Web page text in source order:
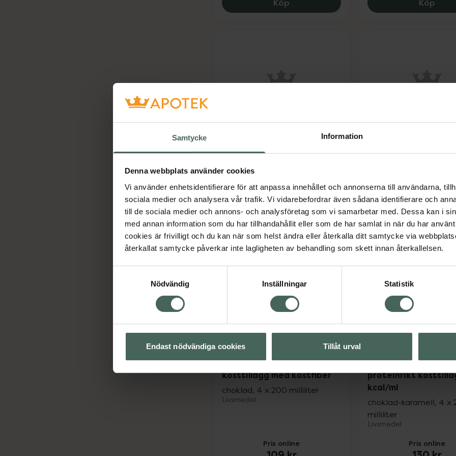
Samtycke Information
Denna webbplats använder cookies
Vi använder enhetsidentifierare för att anpassa innehållet och annonserna till användarna,
sociala medier och analysera vår trafik. Vi vidarebefordrar även sådana identifierare och
till de sociala medier och annons- och analysföretag som vi samarbetar med. Dessa kan i
med annan information som du har tillhandahållit eller som de har samlat in när du har
cookies är frivilligt och du kan när som helst ändra eller återkalla ditt samtycke via
återkallat samtycke påverkar inte lagligheten av behandling som skett innan återkallelsen.
Nödvändig
Inställningar Statistik
Endast nödvändiga cookies Tillåt urval
Köp Köp
5 av 5 i omdöme
Livsmedel
Pris online
92 kr
Köp Nutridrink energirikt, komplett
Nutridrink
Pris online
132 kr
Köp
Nutridrink Multi Fibre
energirikt, komplett
kosttillägg med kostfiber
choklad, 4 x 200 milliliter
Livsmedel
Pris online
extra energi och
proteinrikt
kcal/ml
choklad-karamell, 4 x
milliliter
Livsmedel
Pris online